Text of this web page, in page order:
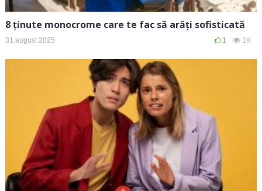
8 ținute monocrome care te fac să arăți sofisticată
31 august 2025 1 1K